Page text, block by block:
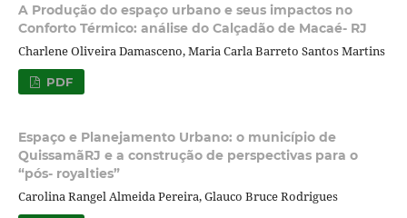
A Produção do espaço urbano e seus impactos no
Conforto Térmico: análise do Calçadão de Macaé- RJ
Charlene Oliveira Damasceno, Maria Carla Barreto Santos Martins
PDF
Espaço e Planejamento Urbano: o município de
QuissamãRJ e a construção de perspectivas para o
“pós- royalties”
Carolina Rangel Almeida Pereira, Glauco Bruce Rodrigues